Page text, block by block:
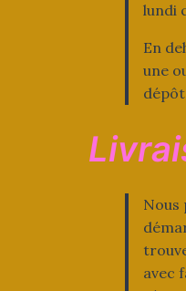
lundi
En
une
Nous
avec